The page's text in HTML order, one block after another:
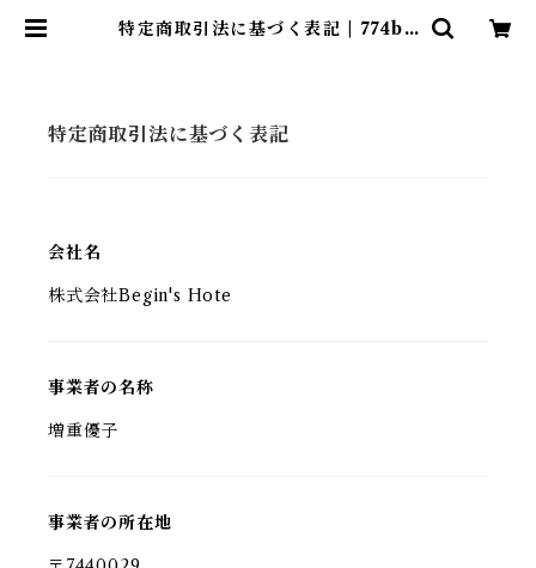
特定商取引法に基づく表記 | 774bo
特定商取引法に基づく表記
会社名
株式会社Begin's Hote
事業者の名称
増重優子
事業者の所在地